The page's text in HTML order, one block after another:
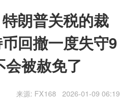
特朗普关税的裁
回撤一度失守9
被赦免了
2026-01-09 06:19
来源: FX168